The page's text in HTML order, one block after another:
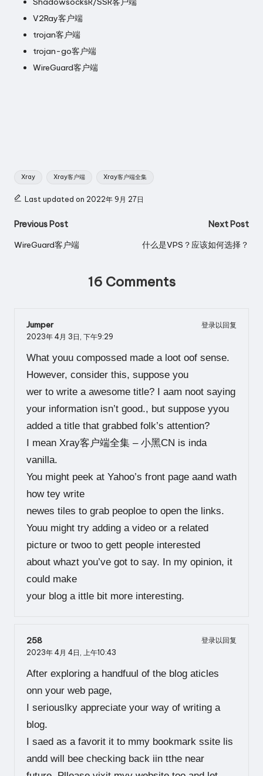
V2Ray客户端
trojan客户端
trojan-go客户端
WireGuard客户端
Tags:
Xray Xray客户端 Xray客户端全集
Last updated on 2022年 9月 27日
Post
navigation
Previous Post
WireGuard客户端
Next Post
什么是VPS？应该如何选择？
16 Comments
Jumper
登录以回复
2023年 4月 3日, 下午9:29
What youu compossed made a loot oof sense.
However, consider this, suppose you
wer to write a awesome title? I aam noot saying
your information isn’t good., but suppose yyou
added a title that grabbed folk’s attention?
I mean Xray客户端全集 – 小黑CN is inda
vanilla.
You might peek at Yahoo’s front page aand wath
how tey write
newes tiles to grab peoploe to open the links.
Youu might try adding a video or a related
picture or twoo to gett people interested
about whazt you’ve got to say. In my opinion, it
could make
your blog a ittle bit more interesting.
258
登录以回复
2023年 4月 4日,
上午10:43
After exploring a handfuul of the blog aticles
onn your web page,
I seriouslky appreciate your way of writing a
blog.
I saed as a favorit it to mmy bookmark ssite lis
andd will bee checking back iin tthe near